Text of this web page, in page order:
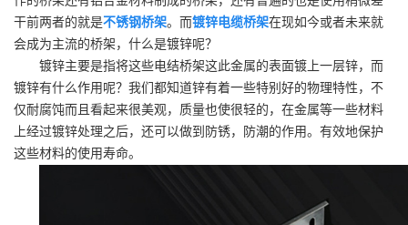
干前两者的就是不锈钢桥架。而镀锌电缆桥架在现如今或者未来就
会成为主流的桥架，什么是镀锌呢？
镀锌主要是指将这些电结桥架这此金属的表面镀上一层锌，而
镀锌有什么作用呢？我们都知道锌有着一些特别好的物理特性，不
仅耐腐饨而且看起来很美观，质量也使很轻的，在金属等一些材料
上经过镀锌处理之后，还可以做到防锈，防潮的作用。有效地保护
这些材料的使用寿命。